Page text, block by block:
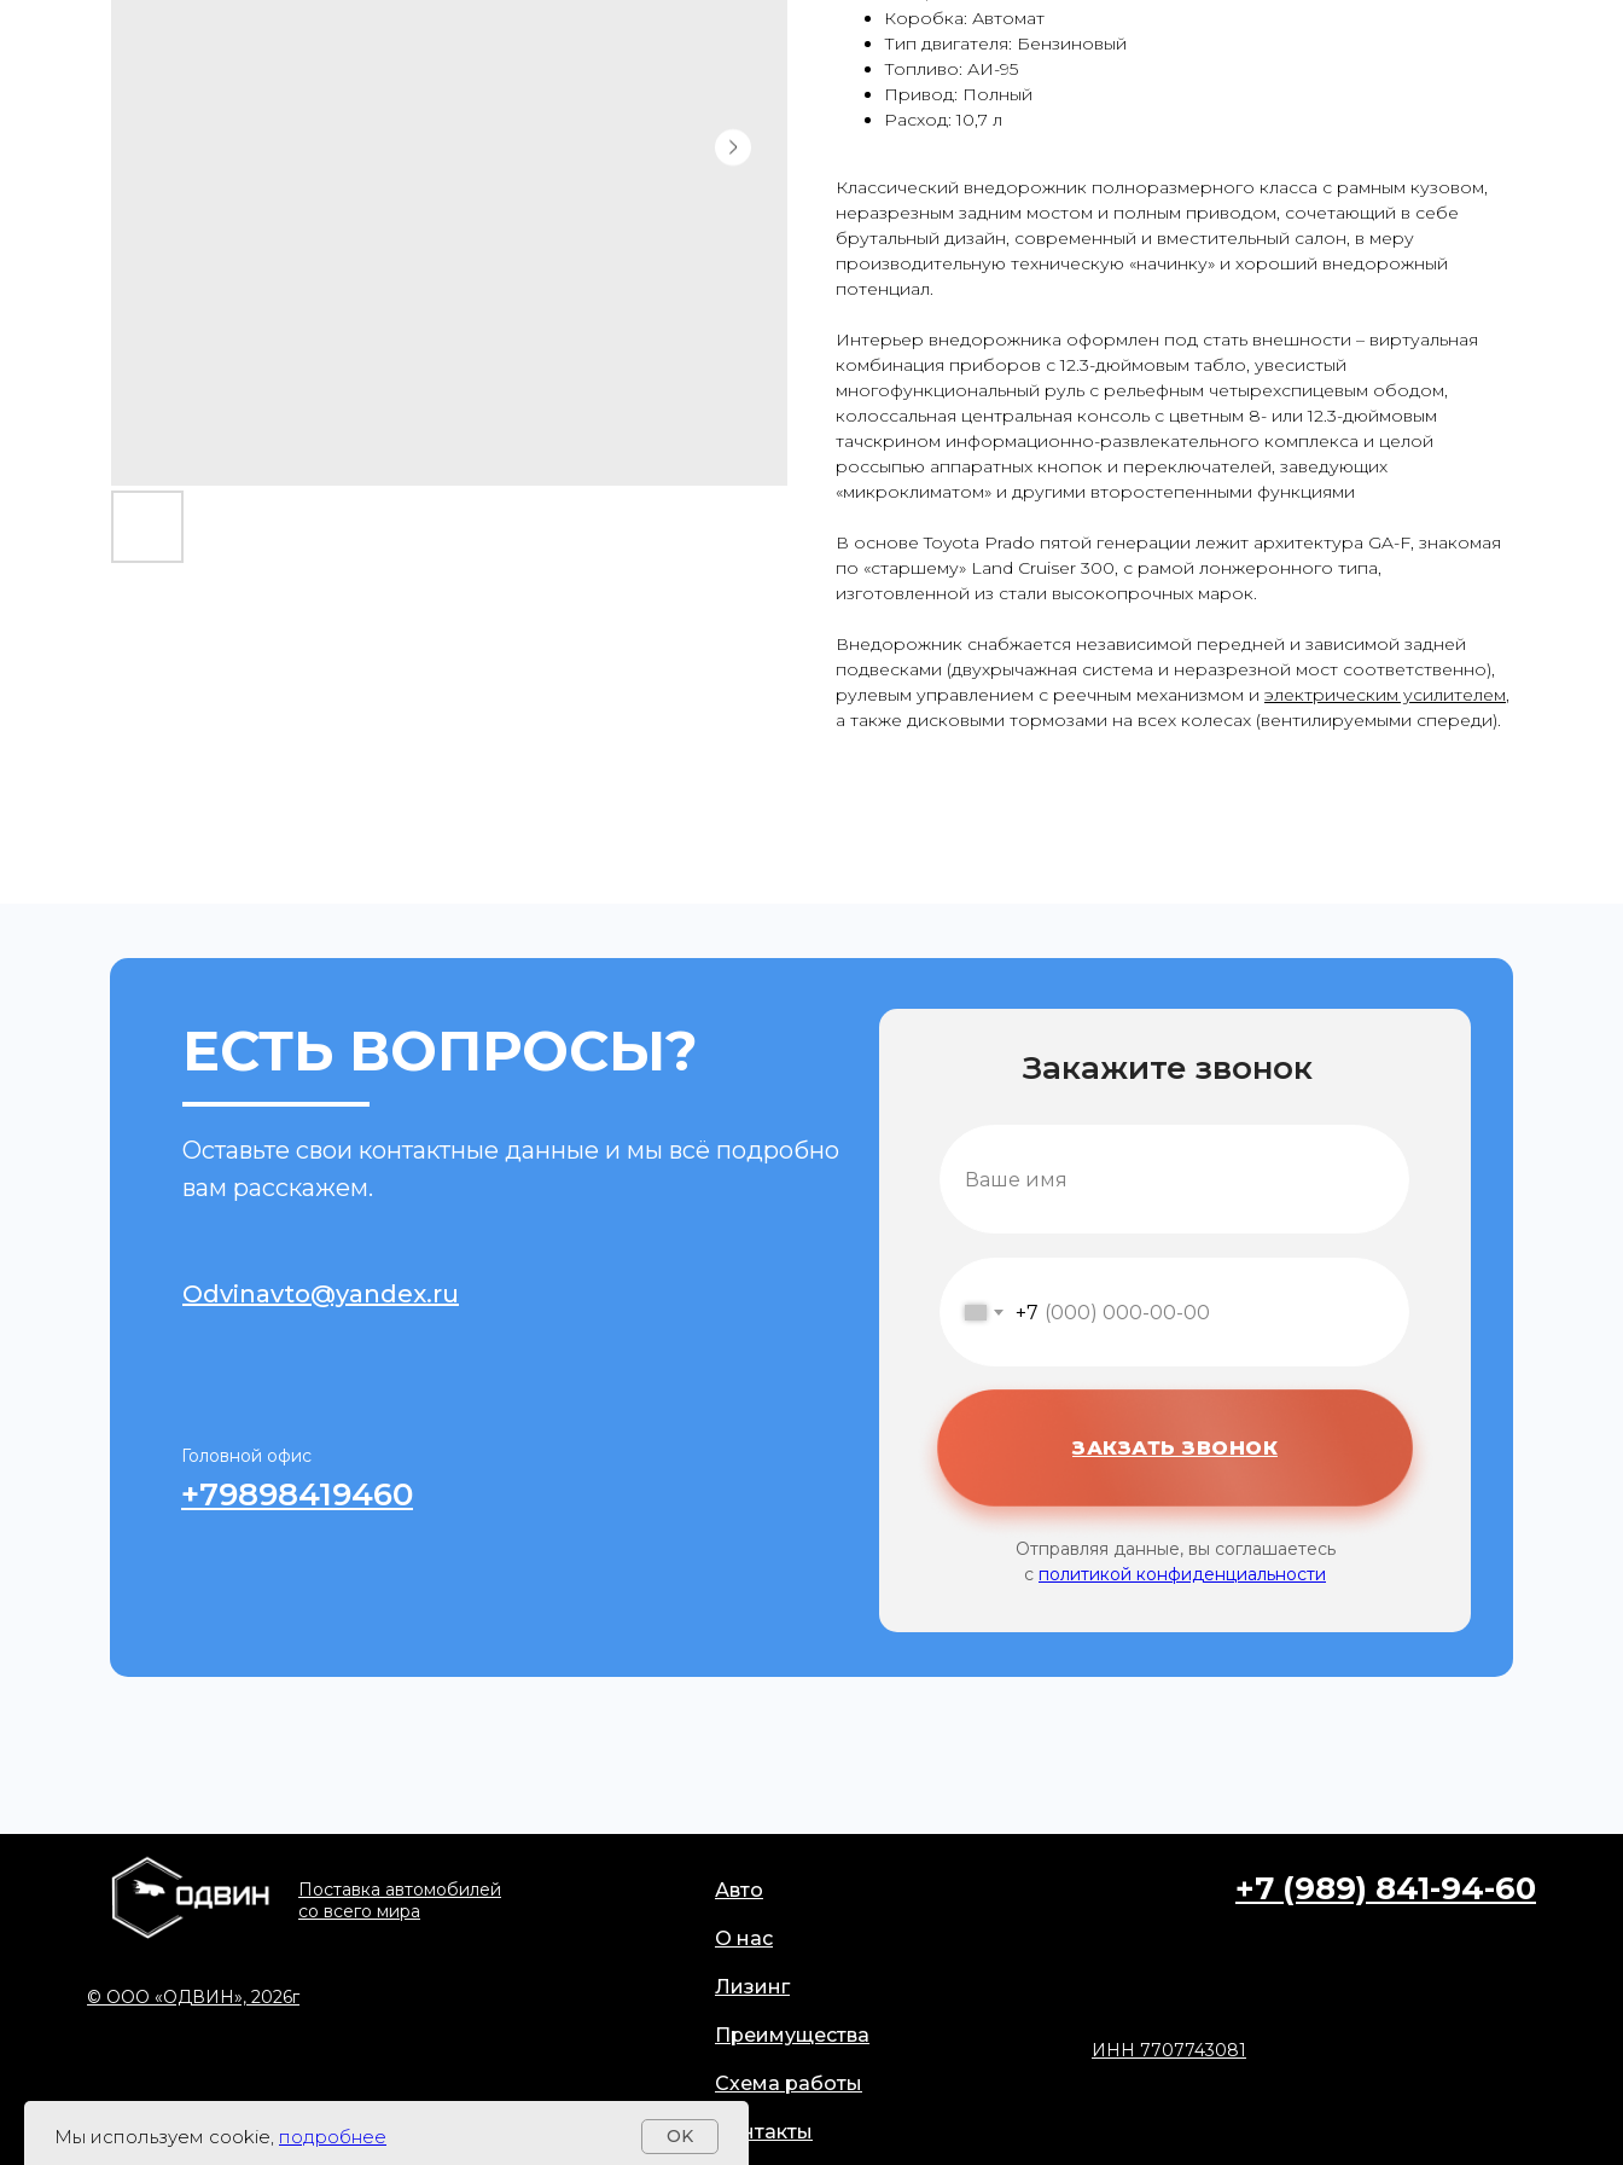
Коробка: Автомат
Тип двигателя: Бензиновый
Топливо: АИ-95
Привод: Полный
Расход: 10,7 л
Классический внедорожник полноразмерного класса с рамным кузовом,
неразрезным задним мостом и полным приводом, сочетающий в себе
брутальный дизайн, современный и вместительный салон, в меру
производительную техническую «начинку» и хороший внедорожный
потенциал.
Интерьер внедорожника оформлен под стать внешности – виртуальная
комбинация приборов с 12.3-дюймовым табло, увесистый
многофункциональный руль с рельефным четырехспицевым ободом,
колоссальная центральная консоль с цветным 8- или 12.3-дюймовым
тачскрином информационно-развлекательного комплекса и целой
россыпью аппаратных кнопок и переключателей, заведующих
«микроклиматом» и другими второстепенными функциями
В основе Toyota Prado пятой генерации лежит архитектура GA-F, знакомая
по «старшему» Land Cruiser 300, с рамой лонжеронного типа,
изготовленной из стали высокопрочных марок.
Внедорожник снабжается независимой передней и зависимой задней
подвесками (двухрычажная система и неразрезной мост соответственно),
рулевым управлением с реечным механизмом и электрическим усилителем,
а также дисковыми тормозами на всех колесах (вентилируемыми спереди).
ЕСТЬ ВОПРОСЫ?
Odvinavto@yandex.ru
Оставьте свои контактные данные и мы всё подробно
вам расскажем.
+79898419460
Головной офис
+7
Отправляя данные, вы соглашаетесь
с политикой конфиденциальности
ЗАКЗАТЬ ЗВОНОК
Закажите звонок
Контакты
Схема работы
Преимущества
Лизинг
О нас
Авто +7 (989) 841-94-60
Поставка автомобилей
со всего мира
© ООО «ОДВИН», 2026г
ИНН 7707743081
Мы используем cookie, подробнее OK